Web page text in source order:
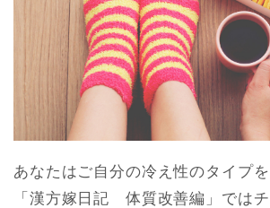
あなたはご自分の冷え性のタイプ
「漢方嫁日記 体質改善編」では